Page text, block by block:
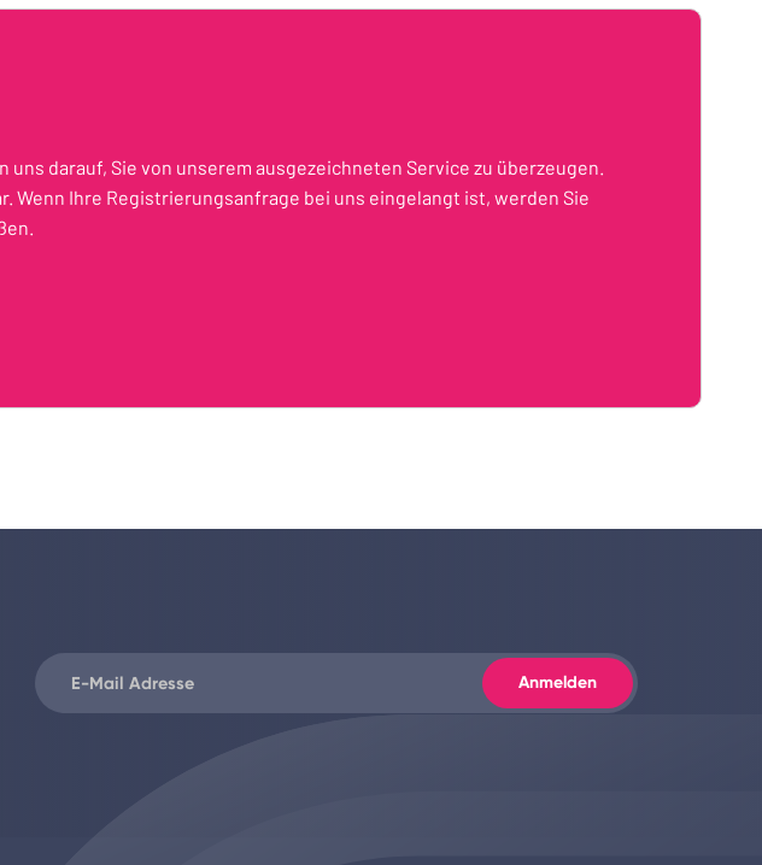
darauf, Sie von unserem ausgezeichneten Service zu überzeugen.
Ihre Registrierungsanfrage bei uns eingelangt ist, werden Sie